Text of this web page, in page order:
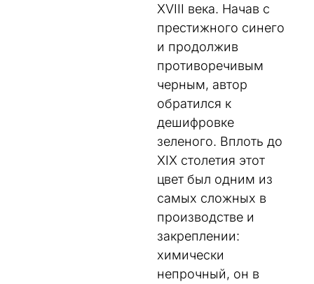
XVIII века. Начав с
престижного синего
и продолжив
противоречивым
черным, автор
обратился к
дешифровке
зеленого. Вплоть до
XIX столетия этот
цвет был одним из
самых сложных в
производстве и
закреплении:
химически
непрочный, он в